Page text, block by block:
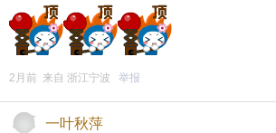
2月前 来自 浙江宁波 举报
一叶秋萍